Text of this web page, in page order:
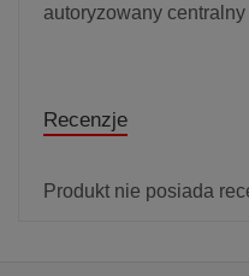
autoryzowany
Recenzje
Produkt nie posiada